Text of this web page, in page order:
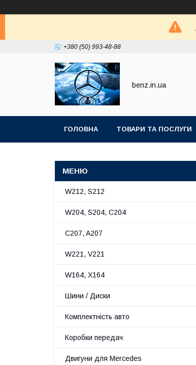
+380 (50) 993-48-88
benz.in.ua
ГОЛОВНА ТОВАРИ ТА ПОСЛУГИ
W212, S212
W204, S204, C204
C207, A207
W221, V221
W164, X164
Шини / Диски
Комплектність авто
Коробки передач
Двигуни для Mercedes